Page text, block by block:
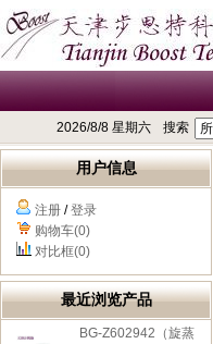
2026/8/8 星期六 搜索
用户信息
注册 /登录
购物车(0)
对比框(0)
最近浏览产品
BG-Z602942（旋蒸